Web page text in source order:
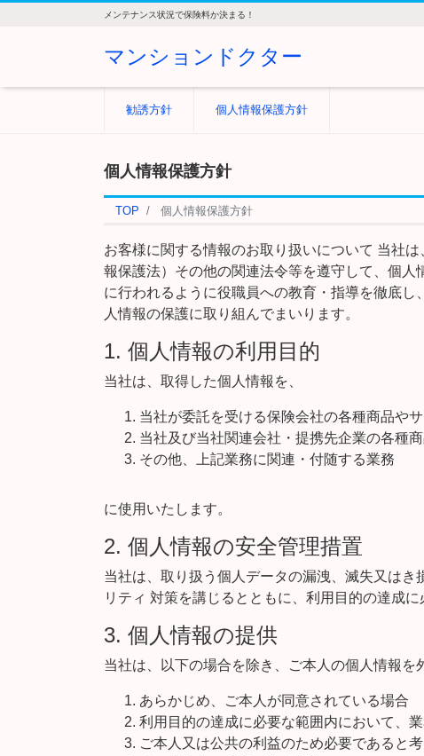
メンテナンス状況で保険料か決まる！
マンションドクター
勧誘方針 個人情報保護方針
個人情報保護方針
TOP 個人情報保護方針
お客様に関する情報のお取り扱いについて 当社
報保護法）その他の関連法令等を遵守して、個
に行われるように役職員への教育・指導を徹底
人情報の保護に取り組んでまいります。
1. 個人情報の利用目的
当社は、取得した個人情報を、
当社が委託を受ける保険会社の各種商品や
当社及び当社関連会社・提携先企業の各種
その他、上記業務に関連・付随する業務
に使用いたします。
2. 個人情報の安全管理措置
当社は、取り扱う個人データの漏洩、滅失又は
リティ 対策を講じるとともに、利用目的の達成
3. 個人情報の提供
当社は、以下の場合を除き、ご本人の個人情報を
あらかじめ、ご本人が同意されている場合
利用目的の達成に必要な範囲内において、
ご本人又は公共の利益のため必要であると